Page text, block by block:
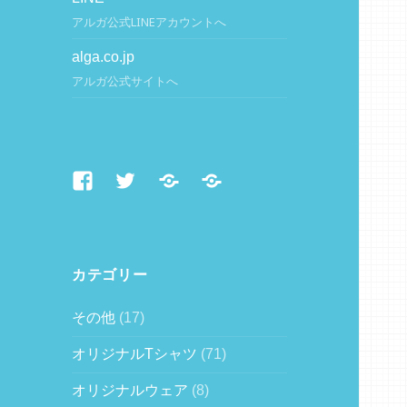
アルガ公式LINEアカウントへ
alga.co.jp
アルガ公式サイトへ
FacebookTwitterLINE alga.co.jp
カテゴリー
その他 (17)
オリジナルTシャツ (71)
オリジナルウェア (8)